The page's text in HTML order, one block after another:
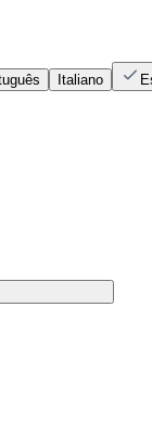
Italiano